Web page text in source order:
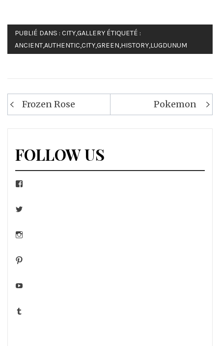
PUBLIÉ DANS : CITY,GALLERY ÉTIQUETÉ :
ANCIENT,AUTHENTIC,CITY,GREEN,HISTORY,LUGDUNUM
Navigation
de
Frozen Rose Pokemon
FOLLOW US
Facebook
Twitter
Instagram
Pinterest
YouTube
Tumblr